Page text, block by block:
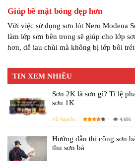
Giúp bề mặt bóng đẹp hơn
Với việc sử dụng sơn lót Nero Modena
làm lớp sơn bên trong sẽ giúp cho lớp
hơn, dễ lau chùi mà không bị lớp bôi
TIN XEM NHIỀU
Sơn 2K là sơn gì? Tỉ lệ
sơn 1K
Vũ Nguyễn 4,695
Hướng dẫn thi công sơn
thu sơn bả